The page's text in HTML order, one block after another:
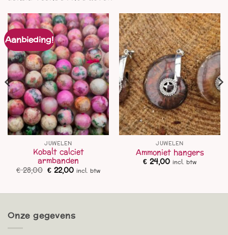
Aanbieding!
JUWELEN
Kobalt calciet
armbanden
€28,00 Oorspronkelijke
prijs
€ 22,00Huidige
prijs
incl. btw
JUWELEN
Ammoniet hangers
€ 24,00 incl. btw
Onze gegevens